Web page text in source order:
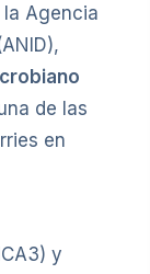
la Agencia
de las
en
y